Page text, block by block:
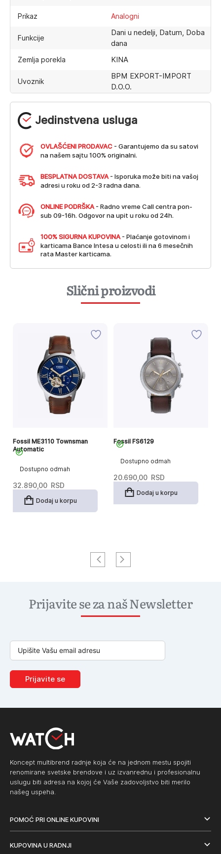
Jedinstvena usluga
OVLAŠĆENI PRODAVAC - Garantujemo da su satovi
na našem sajtu 100% originalni.
BESPLATNA DOSTAVA - Isporuka može biti na vašoj
adresi u roku od 2-3 radna dana.
ONLINE PODRŠKA - Radno vreme Call centra pon-
sub 09-16h. Odgovor na upit u roku od 24h.
100% SIGURNA KUPOVINA - Plaćanje gotovinom i
karticama Bance Intesa u celosti ili na 6 mesečnih
rata Master karticama.
Prikaz Analogni
Funkcije
Dani u nedelji, Datum, Doba
dana
Zemlja porekla KINA
Uvoznik
BPM EXPORT-IMPORT
D.O.O.
Slični proizvodi
Dostupno odmah
Fossil ME3110 Townsman
Automatic
32.890,00 RSD
Dodaj u korpu
Dostupno odmah
Fossil FS6129
20.690,00 RSD
Dodaj u korpu
Prijavite se za naš Newsletter
Prijavite se
Koncept multibrend radnje koja će na jednom mestu spojiti
renomirane svetske brendove i uz izvanrednu i profesionalnu
uslugu biti adresa na kojoj će Vaše zadovoljstvo biti merilo
našeg uspeha.
POMOĆ PRI ONLINE KUPOVINI
KUPOVINA U RADNJI